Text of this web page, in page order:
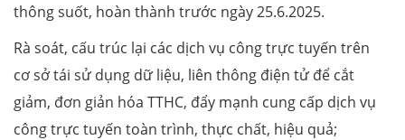
thông suốt, hoàn thành trước ngày 25.6.2025.
Rà soát, cấu trúc lại các dịch vụ công trực tuyến trên
cơ sở tái sử dụng dữ liệu, liên thông điện tử để cắt
giảm, đơn giản hóa TTHC, đẩy mạnh cung cấp dịch vụ
công trực tuyến toàn trình, thực chất, hiệu quả;